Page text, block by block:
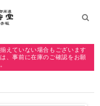
えていない場合もございます
、事前に在庫のご確認をお願